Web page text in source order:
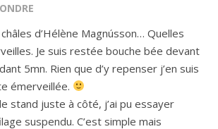
d’Hélène Magnússon… Quelles
Je suis restée bouche bée devant
5mn. Rien que d’y repenser j’en suis
émerveillée.
stand juste à côté, j’ai pu essayer
suspendu. C’est simple mais